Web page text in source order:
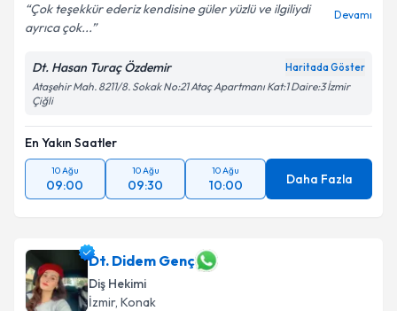
Çok teşekkür ederiz kendisine güler yüzlü ve ilgiliydi
ayrıca çok...
Devamı
Dt. Hasan Turaç Özdemir Haritada Göster
Ataşehir Mah. 8211/8. Sokak No:21 Ataç Apartmanı Kat:1 Daire:3 İzmir
Çiğli
En Yakın Saatler
10 Ağu
09:00
10 Ağu
09:30
10 Ağu
10:00 Daha Fazla
Dt. Didem Genç
Diş Hekimi
İzmir, Konak